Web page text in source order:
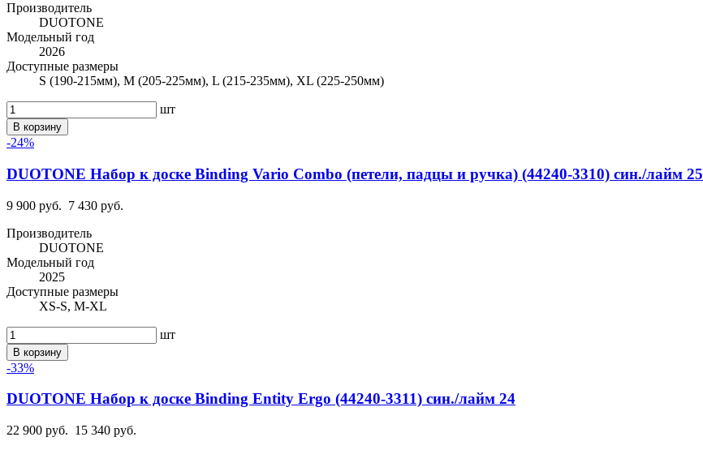
Производитель
DUOTONE
Модельный год
2026
Доступные размеры
S (190-215мм), M (205-225мм), L (215-235мм), XL (225-250мм)
шт
В корзину
-24%
DUOTONE Набор к доске Binding Vario Combo (петели, падцы и ручка) (44240-3310) син./лайм 25
9 900 руб. 7 430 руб.
Производитель
DUOTONE
Модельный год
2025
Доступные размеры
XS-S, M-XL
шт
В корзину
-33%
DUOTONE Набор к доске Binding Entity Ergo (44240-3311) син./лайм 24
22 900 руб. 15 340 руб.